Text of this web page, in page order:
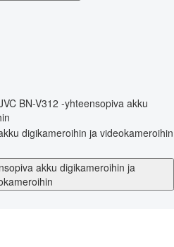
BN-V312 -yhteensopiva akku